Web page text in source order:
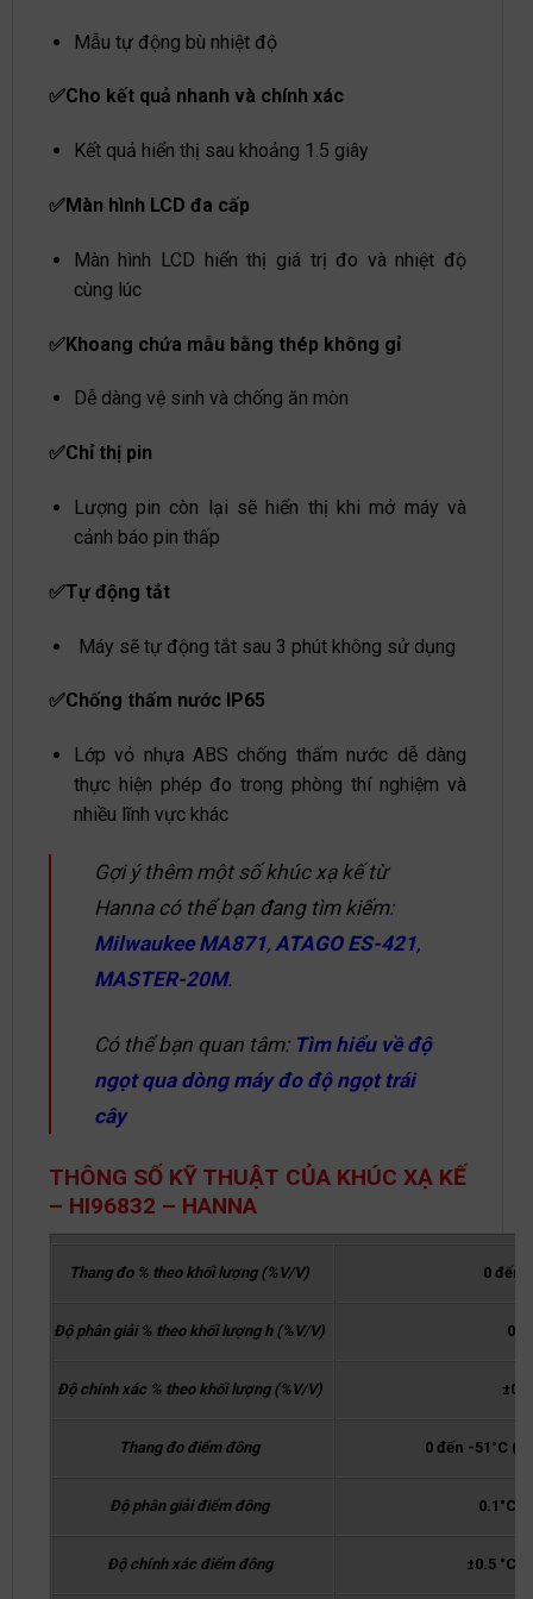
Mẫu tự động bù nhiệt độ
✅Cho kết quả nhanh và chính xác
Kết quả hiển thị sau khoảng 1.5 giây
✅Màn hình LCD đa cấp
Màn hình LCD hiển thị giá trị đo và nhiệt độ
cùng lúc
✅Khoang chứa mẫu bằng thép không gỉ
Dễ dàng vệ sinh và chống ăn mòn
✅Chỉ thị pin
Lượng pin còn lại sẽ hiển thị khi mở máy và
cảnh báo pin thấp
✅Tự động tắt
Máy sẽ tự động tắt sau 3 phút không sử dụng
✅Chống thấm nước IP65
Lớp vỏ nhựa ABS chống thấm nước dễ dàng
thực hiện phép đo trong phòng thí nghiệm và
nhiều lĩnh vực khác
Gợi ý thêm một số khúc xạ kế từ
Hanna có thể bạn đang tìm kiếm:
Milwaukee MA871, ATAGO ES-421,
MASTER-20M.
Có thể bạn quan tâm: Tìm hiểu về độ
ngọt qua dòng máy đo độ ngọt trái
cây
THÔNG SỐ KỸ THUẬT CỦA KHÚC XẠ KẾ
– HI96832 – HANNA
Thang đo % theo khối lượng (%V/V) 0 đến
Độ phân giải % theo khối lượng h (%V/V)
Độ chính xác % theo khối lượng (%V/V)
Thang đo điểm đông 0 đến -51°C
Độ phân giải điểm đông 0.1°C
Độ chính xác điểm đông ±0.5 °C